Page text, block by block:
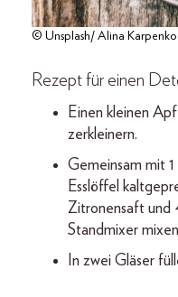
© Unsplash/ Alina Karpenko
Rezept für einen
Einen kleinen
zerkleinern.
Gemeinsam mit
Esslöffel
Zitronensaft und
Standmixer
In zwei Gläser